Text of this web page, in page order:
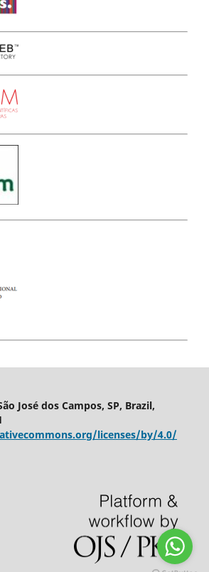
José dos Campos, SP, Brazil,
licenses/by/4.0/